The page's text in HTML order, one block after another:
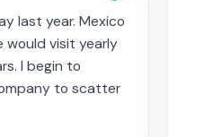
last year. Mexico
would visit yearly
I begin to
to scatter
place one year